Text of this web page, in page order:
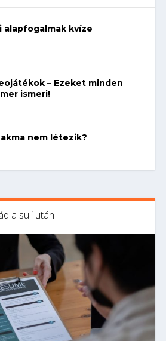
alapfogalmak kvíze
– Ezeket minden
ismeri!
nem létezik?
a suli után